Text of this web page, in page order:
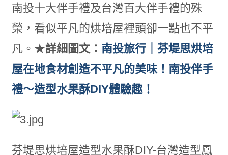
南投十大伴手禮及台灣百大伴手禮的殊
榮，看似平凡的烘培屋裡頭卻一點也不平
凡。★詳細圖文： 南投旅行｜芬堤思烘培
屋在地食材創造不平凡的美味！南投伴手
禮～造型水果酥DIY體驗趣！
芬堤思烘培屋造型水果酥DIY-台灣造型鳳